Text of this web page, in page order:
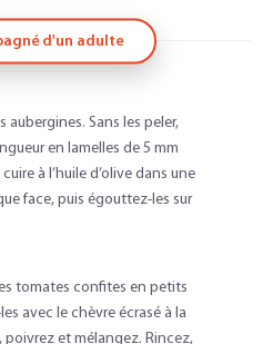
d'un adulte
aubergines. Sans les peler,
en lamelles de 5 mm
cuire à l’huile d’olive dans une
face, puis égouttez-les sur
tomates confites en petits
avec le chèvre écrasé à la
poivrez et mélangez. Rincez,